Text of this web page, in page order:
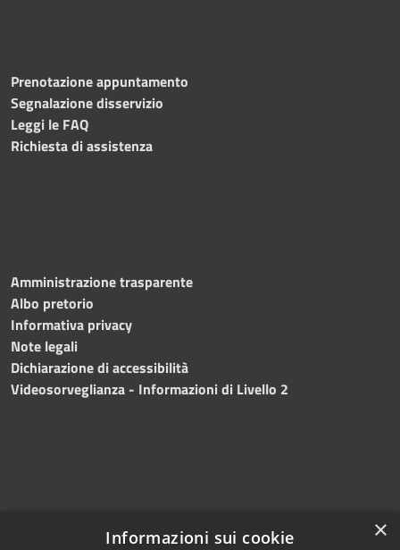
Prenotazione appuntamento
Segnalazione disservizio
Leggi le FAQ
Richiesta di assistenza
Amministrazione trasparente
Albo pretorio
Informativa privacy
Note legali
Dichiarazione di accessibilità
Videosorveglianza - Informazioni di Livello 2
×
Informazioni sui cookie